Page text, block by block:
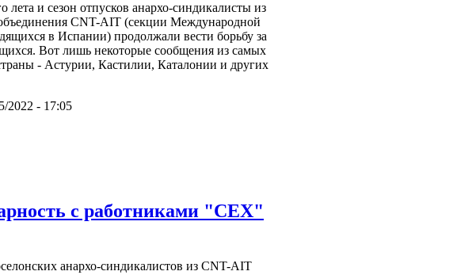
лета и сезон отпусков анархо-синдикалисты из
CNT-AIT (секции Международной
в Испании) продолжали вести борьбу за
Вот лишь некоторые сообщения из самых
- Астурии, Кастилии, Каталонии и других
2022 - 17:05
с работниками "CEX"
анархо-синдикалистов из CNT-AIT